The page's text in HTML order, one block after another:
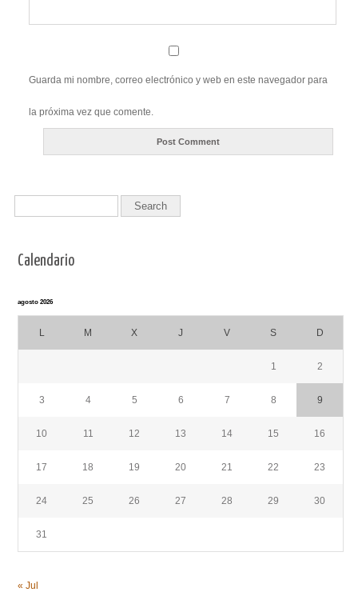
Guarda mi nombre, correo electrónico y web en este navegador para
la próxima vez que comente.
Calendario
agosto 2026
L M X J V S D
1 2
3 4 5 6 7 8 9
10 11 12 13 14 15 16
17 18 19 20 21 22 23
24 25 26 27 28 29 30
31
« Jul